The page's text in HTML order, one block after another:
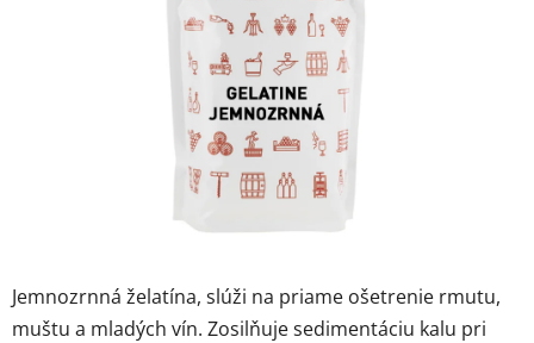
Jemnozrnná želatína, slúži na priame ošetrenie rmutu,
muštu a mladých vín. Zosilňuje sedimentáciu kalu pri